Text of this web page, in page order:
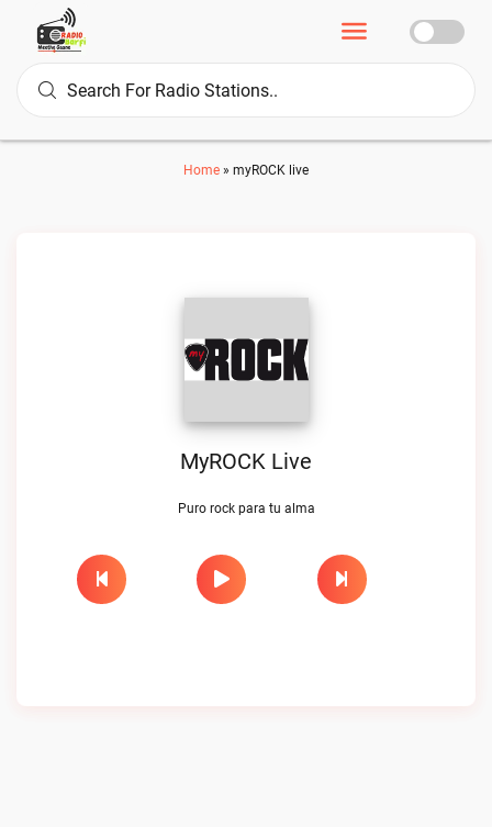
Home » myROCK live
MyROCK Live
Puro rock para tu alma